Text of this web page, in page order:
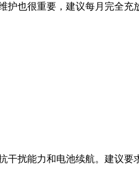
护也很重要，建议每月完全充
干扰能力和电池续航。建议要